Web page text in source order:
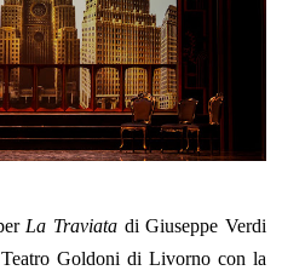
La Traviata di Giuseppe Verdi
Goldoni di Livorno con la